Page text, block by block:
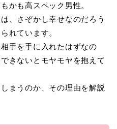
かも高スペック男性。
、さぞかし幸せなのだろう
れています。
手を手に入れたはずなの
きないとモヤモヤを抱えて
まうのか、その理由を解説